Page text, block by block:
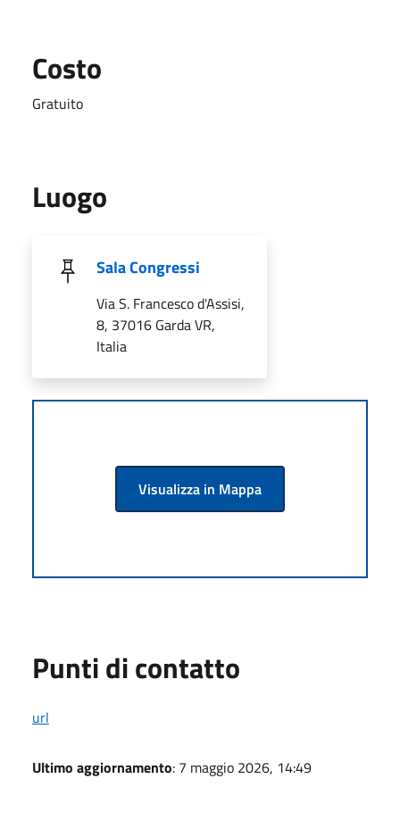
Costo
Gratuito
Luogo
Sala Congressi
Via S. Francesco d'Assisi,
8, 37016 Garda VR,
Italia
Visualizza in Mappa
Punti di contatto
url
Ultimo aggiornamento: 7 maggio 2026, 14:49